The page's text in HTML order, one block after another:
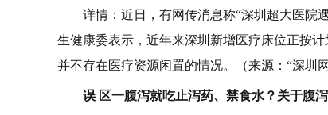
详情：近日，有网传消息称“深圳超大医院
生健康委表示，近年来深圳新增医疗床位正按
并不存在医疗资源闲置的情况。（来源：“深圳
误 区一腹泻就吃止泻药、禁食水？关于腹